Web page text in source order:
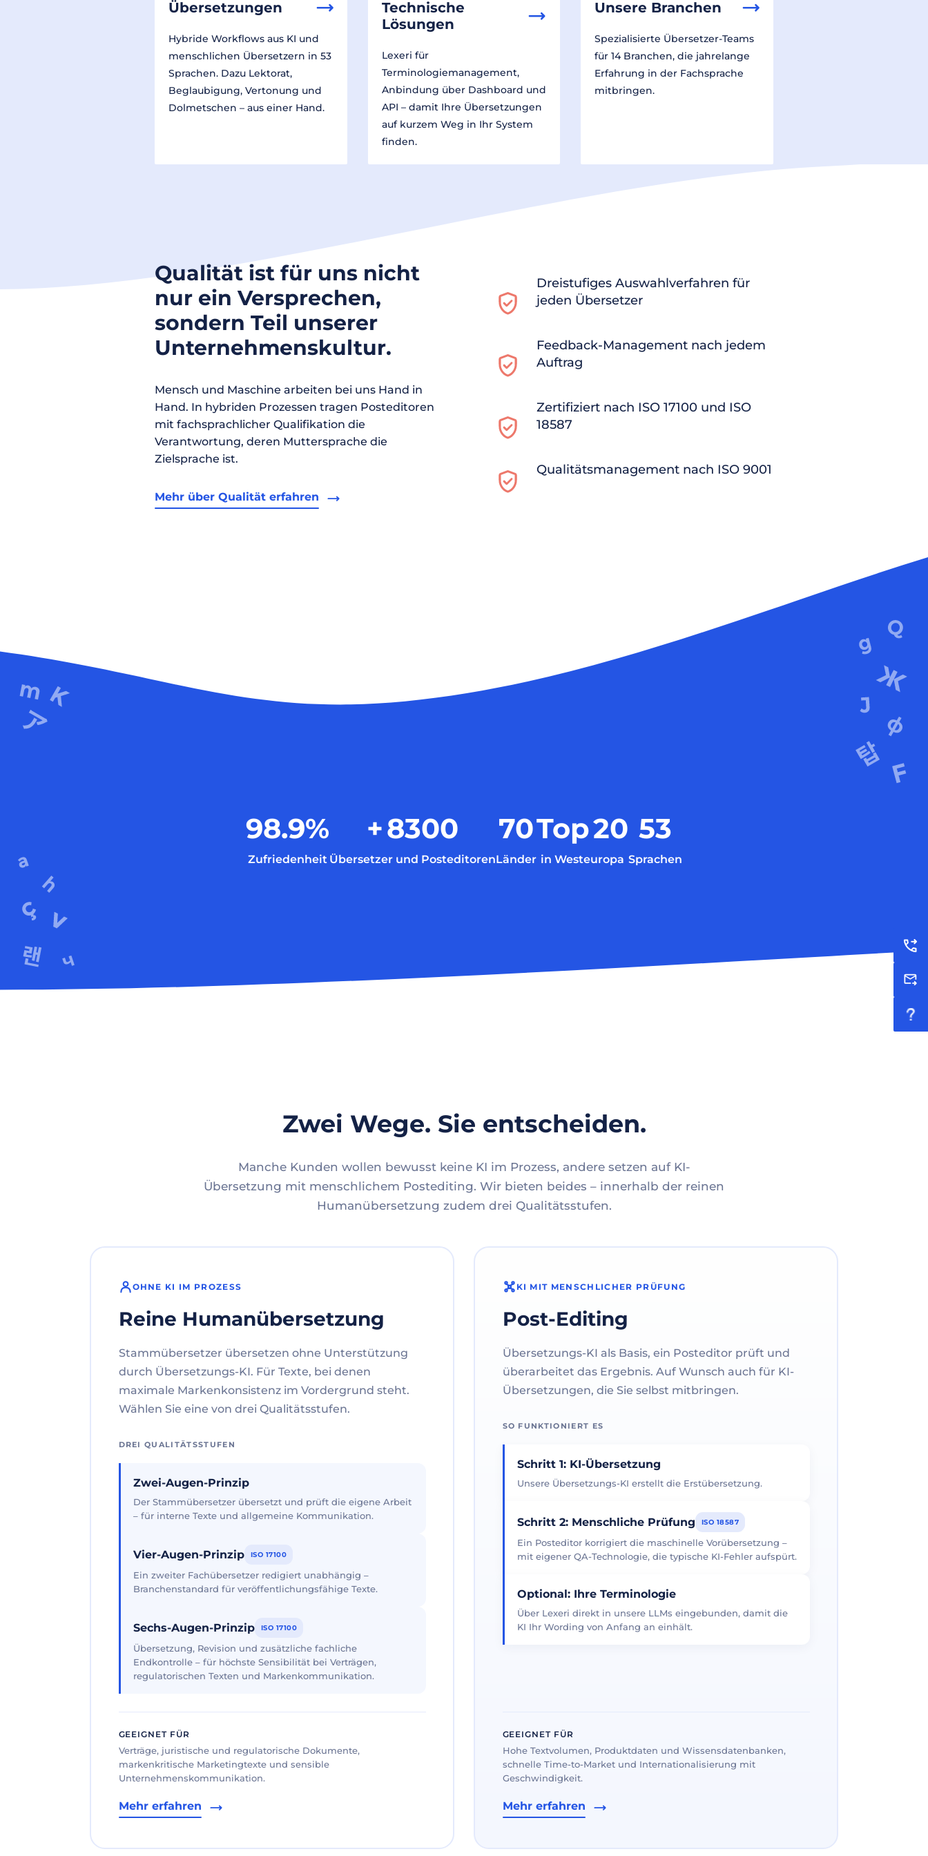
Übersetzungen
Hybride Workflows aus KI und
menschlichen Übersetzern in 53
Sprachen. Dazu Lektorat,
Beglaubigung, Vertonung und
Dolmetschen – aus einer Hand.
Technische
Lösungen
Lexeri für
Terminologiemanagement,
Anbindung über Dashboard und
API – damit Ihre Übersetzungen
auf kurzem Weg in Ihr System
finden.
Unsere Branchen
Spezialisierte Übersetzer-Teams
für 14 Branchen, die jahrelange
Erfahrung in der Fachsprache
mitbringen.
Qualität ist für uns nicht
nur ein Versprechen,
sondern Teil unserer
Unternehmenskultur.
Mensch und Maschine arbeiten bei uns Hand in
Hand. In hybriden Prozessen tragen Posteditoren
mit fachsprachlicher Qualifikation die
Verantwortung, deren Muttersprache die
Zielsprache ist.
Mehr über Qualität erfahren
Dreistufiges Auswahlverfahren für
jeden Übersetzer
Feedback-Management nach jedem
Auftrag
Zertifiziert nach ISO 17100 und ISO
18587
Qualitätsmanagement nach ISO 9001
98.9%
Zufriedenheit
+8300
Übersetzer und Posteditoren
70
Länder
Top20
in Westeuropa
53
Sprachen
Zwei Wege. Sie entscheiden.
Manche Kunden wollen bewusst keine KI im Prozess, andere setzen auf KI-
Übersetzung mit menschlichem Postediting. Wir bieten beides – innerhalb der reinen
Humanübersetzung zudem drei Qualitätsstufen.
OHNE KI IM PROZESS
Reine Humanübersetzung
Stammübersetzer übersetzen ohne Unterstützung
durch Übersetzungs-KI. Für Texte, bei denen
maximale Markenkonsistenz im Vordergrund steht.
Wählen Sie eine von drei Qualitätsstufen.
DREI QUALITÄTSSTUFEN
Zwei-Augen-Prinzip
Der Stammübersetzer übersetzt und prüft die eigene Arbeit
– für interne Texte und allgemeine Kommunikation.
Vier-Augen-Prinzip ISO 17100
Ein zweiter Fachübersetzer redigiert unabhängig –
Branchenstandard für veröffentlichungsfähige Texte.
Sechs-Augen-Prinzip ISO 17100
Übersetzung, Revision und zusätzliche fachliche
Endkontrolle – für höchste Sensibilität bei Verträgen,
regulatorischen Texten und Markenkommunikation.
GEEIGNET FÜR
Verträge, juristische und regulatorische Dokumente,
markenkritische Marketingtexte und sensible
Unternehmenskommunikation.
Mehr erfahren
KI MIT MENSCHLICHER PRÜFUNG
Post-Editing
Übersetzungs-KI als Basis, ein Posteditor prüft und
überarbeitet das Ergebnis. Auf Wunsch auch für KI-
Übersetzungen, die Sie selbst mitbringen.
SO FUNKTIONIERT ES
Schritt 1: KI-Übersetzung
Unsere Übersetzungs-KI erstellt die Erstübersetzung.
Schritt 2: Menschliche Prüfung ISO 18587
Ein Posteditor korrigiert die maschinelle Vorübersetzung –
mit eigener QA-Technologie, die typische KI-Fehler aufspürt.
Optional: Ihre Terminologie
Über Lexeri direkt in unsere LLMs eingebunden, damit die
KI Ihr Wording von Anfang an einhält.
GEEIGNET FÜR
Hohe Textvolumen, Produktdaten und Wissensdatenbanken,
schnelle Time-to-Market und Internationalisierung mit
Geschwindigkeit.
Mehr erfahren